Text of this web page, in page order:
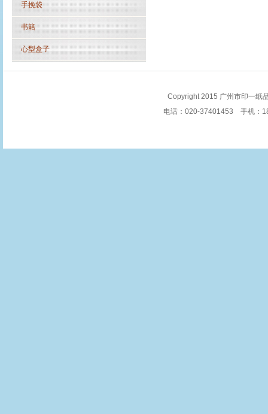
手挽袋
书籍
心型盒子
Copyright 2015 广州市印一纸
电话：020-37401453 手机：